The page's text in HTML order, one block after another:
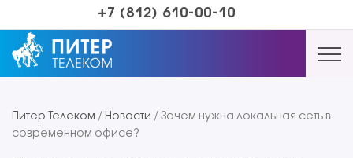
+7 (812) 610-00-10
Питер Телеком / Новости / Зачем нужна локальная сеть в
современном офисе?